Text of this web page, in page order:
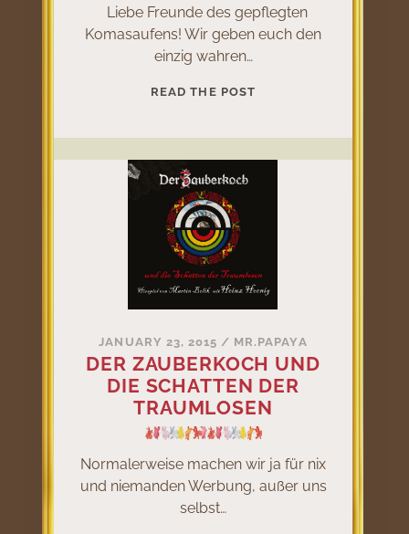
Liebe Freunde des gepflegten
Komasaufens! Wir geben euch den
einzig wahren…
READ THE POSTSAUFEN
JANUARY 23, 2015 / MR.PAPAYA
DER ZAUBERKOCH UND
DIE SCHATTEN DER
TRAUMLOSEN
Normalerweise machen wir ja für nix
und niemanden Werbung, außer uns
selbst…